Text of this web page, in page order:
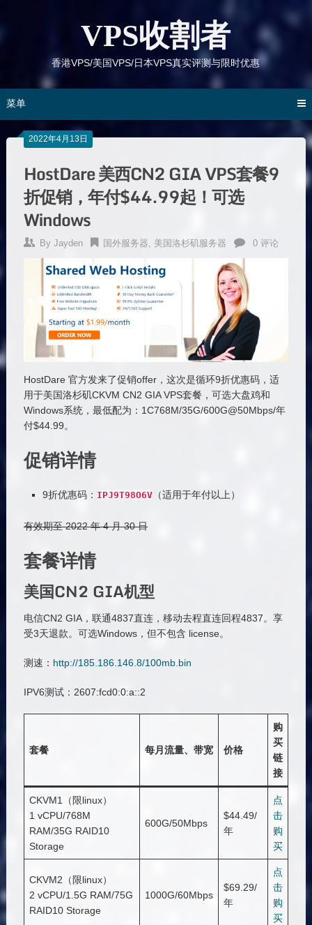
VPS收割者
香港VPS/美国VPS/日本VPS真实评测与限时优惠
菜单
2022年4月13日
HostDare 美西CN2 GIA VPS套餐9
折促销，年付$44.99起！可选
Windows
By Jayden 国外服务器, 美国洛杉矶服务器 0 评论
HostDare 官方发来了促销offer，这次是循环9折优惠码，适
用于美国洛杉矶CKVM CN2 GIA VPS套餐，可选大盘鸡和
Windows系统，最低配为：1C768M/35G/600G@50Mbps/年
付$44.99。
促销详情
9折优惠码： IPJ9T98O6V（适用于年付以上）
有效期至 2022 年 4 月 30 日
套餐详情
美国CN2 GIA机型
电信CN2 GIA，联通4837直连，移动去程直连回程4837。享
受3天退款。可选Windows，但不包含 license。
测速： http://185.186.146.8/100mb.bin
IPV6测试：2607:fcd0:0:a::2
套餐 每月流量、带宽 价格
购
买
链
接
CKVM1（限linux）
1 vCPU/768M
RAM/35G RAID10
Storage
600G/50Mbps
$44.49/
年
点
击
购
买
CKVM2（限linux）
2 vCPU/1.5G RAM/75G
RAID10 Storage
1000G/60Mbps
$69.29/
年
点
击
购
买